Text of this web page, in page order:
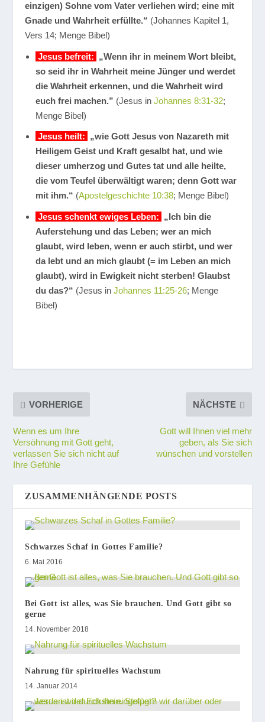
einzigen) Sohne vom Vater verliehen wird; eine mit
Gnade und Wahrheit erfüllte.“ (Johannes Kapitel 1,
Vers 14; Menge Bibel)
Jesus befreit: „Wenn ihr in meinem Wort bleibt,
so seid ihr in Wahrheit meine Jünger und werdet
die Wahrheit erkennen, und die Wahrheit wird
euch frei machen.” (Jesus in Johannes 8:31-32;
Menge Bibel)
Jesus heilt: „wie Gott Jesus von Nazareth mit
Heiligem Geist und Kraft gesalbt hat, und wie
dieser umherzog und Gutes tat und alle heilte,
die vom Teufel überwältigt waren; denn Gott war
mit ihm.“ (Apostelgeschichte 10:38; Menge Bibel)
Jesus schenkt ewiges Leben: „Ich bin die
Auferstehung und das Leben; wer an mich
glaubt, wird leben, wenn er auch stirbt, und wer
da lebt und an mich glaubt (= im Leben an mich
glaubt), wird in Ewigkeit nicht sterben! Glaubst
du das?“ (Jesus in Johannes 11:25-26; Menge
Bibel)
VORHERIGE
Wenn es um Ihre
Versöhnung mit Gott geht,
verlassen Sie sich nicht auf
Ihre Gefühle
NÄCHSTE
Gott will Ihnen viel mehr
geben, als Sie sich
wünschen und vorstellen
ZUSAMMENHÄNGENDE POSTS
Schwarzes Schaf in Gottes Familie?
6. Mai 2016
Bei Gott ist alles, was Sie brauchen. Und Gott gibt so
gerne
14. November 2018
Nahrung für spirituelles Wachstum
14. Januar 2014